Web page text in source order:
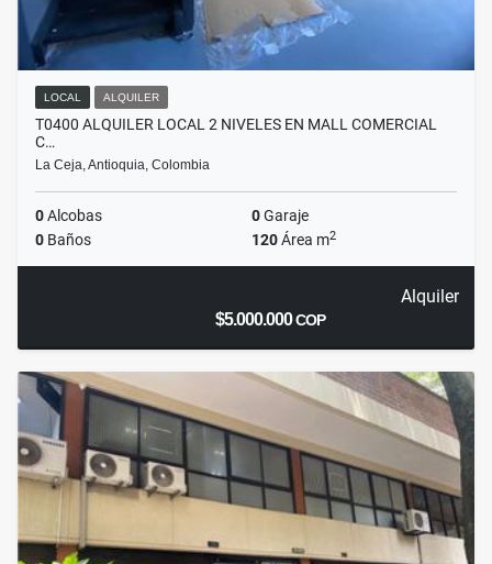
LOCAL ALQUILER
T0400 ALQUILER LOCAL 2 NIVELES EN MALL COMERCIAL
C…
La Ceja, Antioquia, Colombia
0Alcobas 0Garaje
0 Baños 120Área m2
Alquiler
$5.000.000COP